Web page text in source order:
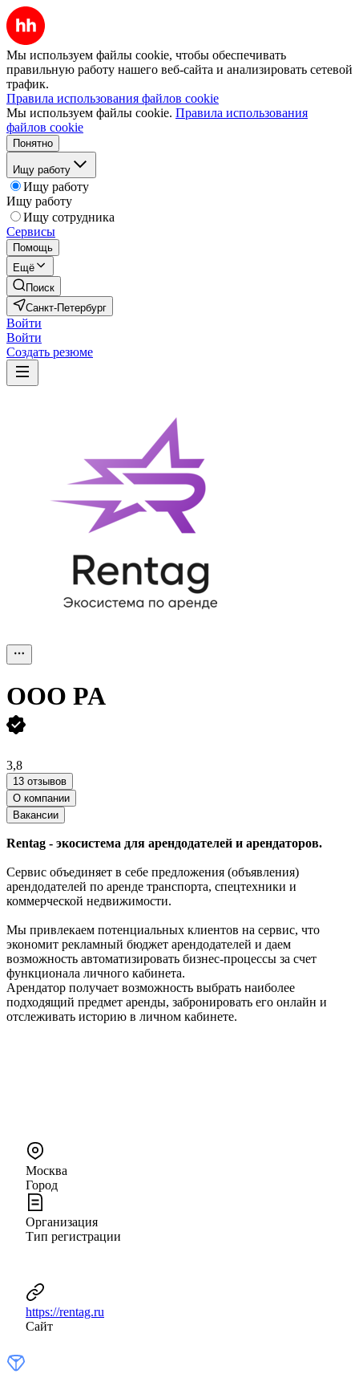
Мы используем файлы cookie, чтобы обеспечивать
правильную работу нашего веб-сайта и анализировать сетевой
трафик.
Правила использования файлов cookie
Мы используем файлы cookie. Правила использования
файлов cookie
Понятно
Ищу работу
Ищу работу
Ищу работу
Ищу сотрудника
Сервисы
Помощь
Ещё
Поиск
Санкт-Петербург
Войти
Войти
Создать резюме
ООО PA
3,8
13 отзывов
О компании
Вакансии
Rentag - экосистема для арендодателей и арендаторов.
Сервис объединяет в себе предложения (объявления)
арендодателей по аренде транспорта, спецтехники и
коммерческой недвижимости.
Мы привлекаем потенциальных клиентов на сервис, что
экономит рекламный бюджет арендодателей и даем
возможность автоматизировать бизнес-процессы за счет
функционала личного кабинета.
Арендатор получает возможность выбрать наиболее
подходящий предмет аренды, забронировать его онлайн и
отслеживать историю в личном кабинете.
Москва
Город
Организация
Тип регистрации
https://rentag.ru
Сайт